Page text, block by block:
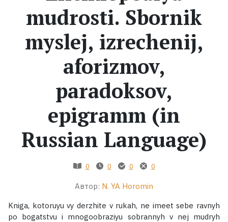
Жанры
Серии
Экранизации
Коллекции
mudrosti. Sbornik
myslej, izrechenij,
aforizmov,
paradoksov,
epigramm (in
Russian Language)
0 0 0 0
Автор: N. YA Horomin
Kniga, kotoruyu vy derzhite v rukah, ne imeet sebe ravnyh
po bogatstvu i mnogoobraziyu sobrannyh v nej mudryh